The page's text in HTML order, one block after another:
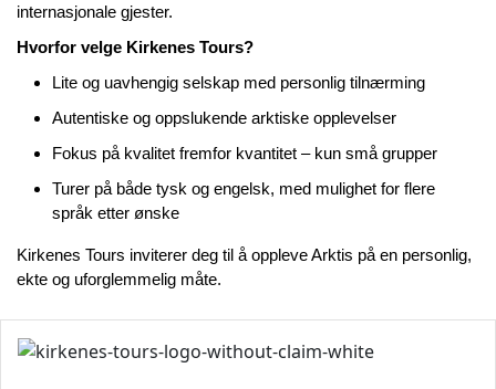
internasjonale gjester.
Hvorfor velge Kirkenes Tours?
Lite og uavhengig selskap med personlig tilnærming
Autentiske og oppslukende arktiske opplevelser
Fokus på kvalitet fremfor kvantitet – kun små grupper
Turer på både tysk og engelsk, med mulighet for flere
språk etter ønske
Kirkenes Tours inviterer deg til å oppleve Arktis på en personlig,
ekte og uforglemmelig måte.